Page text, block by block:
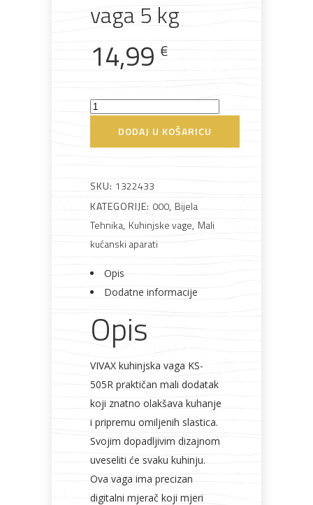
Boje i
lakovi
Građevinski
materijali
Metalna Elektromaterijal
Vijčana Okovi
vaga 5 kg
14,99 €
VIVAX
vaga
5
kg
količina
DODAJ U KOŠARICU
SKU: 1322433
KATEGORIJE: 000, Bijela
Tehnika, Kuhinjske vage, Mali
kućanski aparati
Opis
Dodatne informacije
Opis
VIVAX kuhinjska vaga KS-
505R praktičan mali dodatak
koji znatno olakšava kuhanje
i pripremu omiljenih slastica.
Svojim dopadljivim dizajnom
uveseliti će svaku kuhinju.
Ova vaga ima precizan
digitalni mjerač koji mjeri